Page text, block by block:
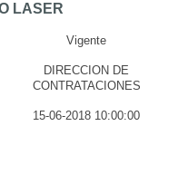
LASER
Vigente
DIRECCION DE
CONTRATACIONES
15-06-2018 10:00:00